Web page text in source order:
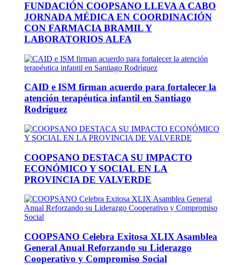
FUNDACIÓN COOPSANO LLEVA A CABO
JORNADA MÉDICA EN COORDINACIÓN
CON FARMACIA BRAMIL Y
LABORATORIOS ALFA
CAID e ISM firman acuerdo para fortalecer la
atención terapéutica infantil en Santiago
Rodríguez
COOPSANO DESTACA SU IMPACTO
ECONÓMICO Y SOCIAL EN LA
PROVINCIA DE VALVERDE
COOPSANO Celebra Exitosa XLIX Asamblea
General Anual Reforzando su Liderazgo
Cooperativo y Compromiso Social